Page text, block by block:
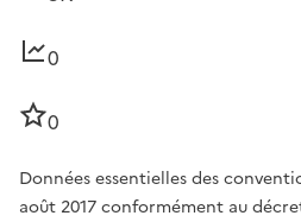
0
0
Données essentielles des
août 2017 conformément au